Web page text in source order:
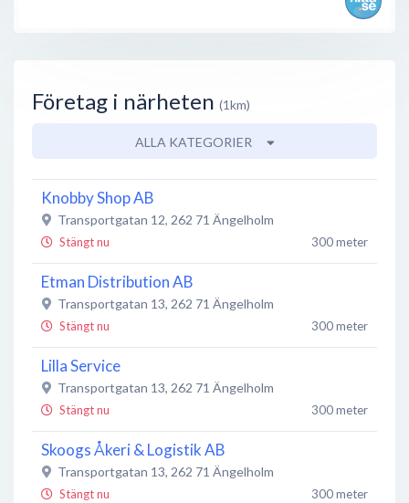
Företag i närheten (1km)
ALLA KATEGORIER
Knobby Shop AB
Transportgatan 12, 262 71 Ängelholm
Stängt nu 300 meter
Etman Distribution AB
Transportgatan 13, 262 71 Ängelholm
Stängt nu 300 meter
Lilla Service
Transportgatan 13, 262 71 Ängelholm
Stängt nu 300 meter
Skoogs Åkeri & Logistik AB
Transportgatan 13, 262 71 Ängelholm
Stängt nu 300 meter